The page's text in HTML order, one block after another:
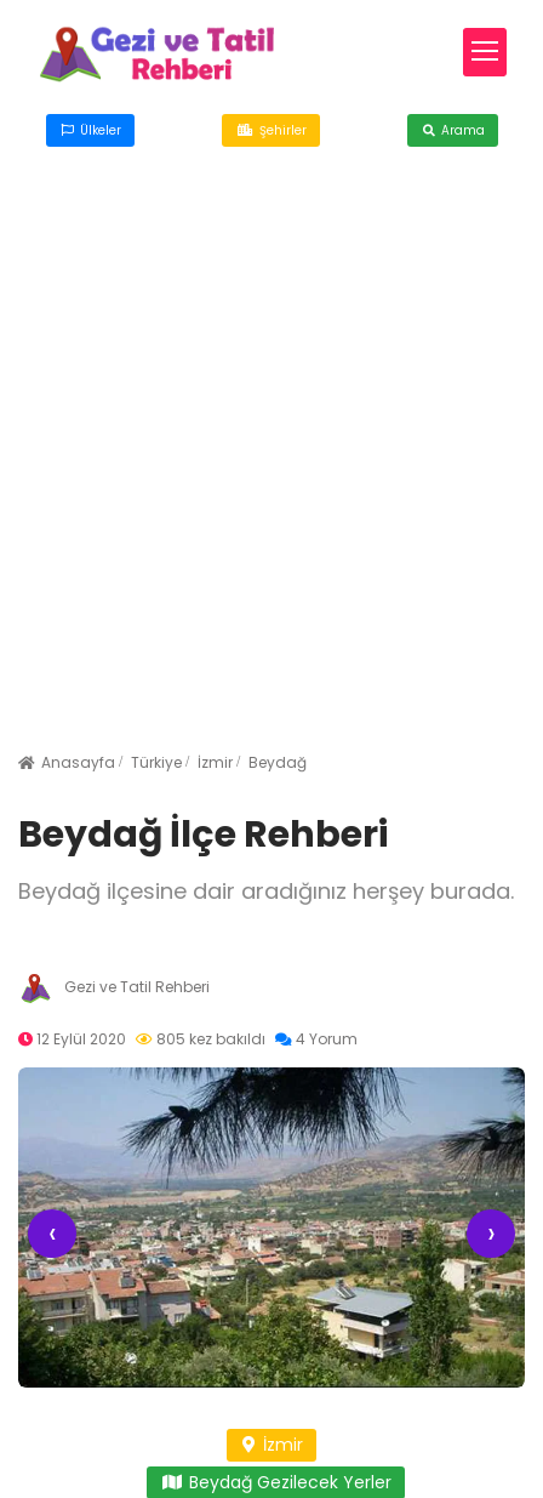
Ülkeler Şehirler Arama
Anasayfa Türkiye İzmir Beydağ
Beydağ İlçe Rehberi
Beydağ ilçesine dair aradığınız herşey burada.
Gezi ve Tatil Rehberi
12 Eylül 2020 805 kez bakıldı 4 Yorum
‹ ›
İzmir
Beydağ Gezilecek Yerler